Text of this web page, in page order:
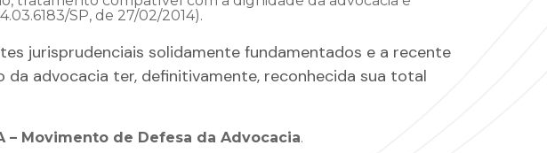
SP, de 27/02/2014).
jurisprudenciais solidamente fundamentados e a recente
da advocacia ter, definitivamente, reconhecida sua total
– Movimento de Defesa da Advocacia.